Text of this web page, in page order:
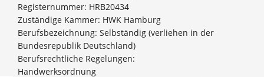
Registernummer: HRB20434
Zuständige Kammer: HWK Hamburg
Berufsbezeichnung: Selbständig (verliehen in der
Bundesrepublik Deutschland)
Berufsrechtliche Regelungen:
Handwerksordnung